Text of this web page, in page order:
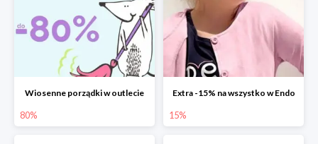
Wiosenne porządki w outlecie
80%
Extra -15% na wszystko w Endo
15%